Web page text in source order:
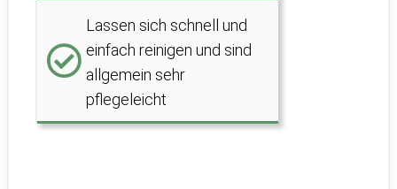
Lassen sich schnell und
einfach reinigen und sind
allgemein sehr
pflegeleicht